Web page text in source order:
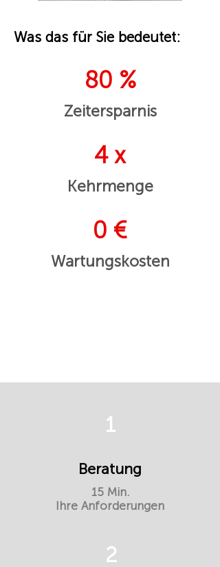
Was das für Sie bedeutet:
80 %
Zeitersparnis
4 x
Kehrmenge
0 €
Wartungskosten
1
Beratung
15 Min.
Ihre Anforderungen
2